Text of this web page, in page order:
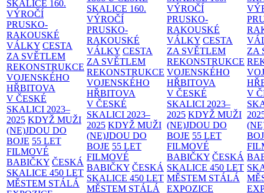
SKALICE 160.
VÝROČÍ
PRUSKO-
RAKOUSKÉ
VÁLKY CESTA
ZA SVĚTLEM
REKONSTRUKCE
VOJENSKÉHO
HŘBITOVA
V ČESKÉ
SKALICI 2023–
2025 KDYŽ MUŽI
(NE)JDOU DO
BOJE 55 LET
FILMOVÉ
BABIČKY ČESKÁ
SKALICE 450 LET
MĚSTEM STÁLÁ
SKALICE 160.
VÝROČÍ
PRUSKO-
RAKOUSKÉ
VÁLKY CESTA
ZA SVĚTLEM
REKONSTRUKCE
VOJENSKÉHO
HŘBITOVA
V ČESKÉ
SKALICI 2023–
2025 KDYŽ MUŽI
(NE)JDOU DO
BOJE 55 LET
FILMOVÉ
BABIČKY ČESKÁ
SKALICE 450 LET
MĚSTEM STÁLÁ
VÝROČÍ
PRUSKO-
RAKOUSKÉ
VÁLKY CESTA
ZA SVĚTLEM
REKONSTRUKCE
VOJENSKÉHO
HŘBITOVA
V ČESKÉ
SKALICI 2023–
2025 KDYŽ MUŽI
(NE)JDOU DO
BOJE 55 LET
FILMOVÉ
BABIČKY ČESKÁ
SKALICE 450 LET
MĚSTEM STÁLÁ
EXPOZICE
ZA
V